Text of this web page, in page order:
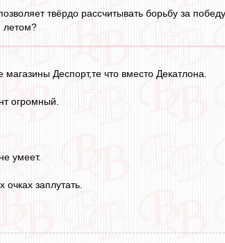
твёрдо рассчитывать борьбу за
летом?
Деспорт,те что вместо Декатлона.
огромный.
умеет.
заплутать.